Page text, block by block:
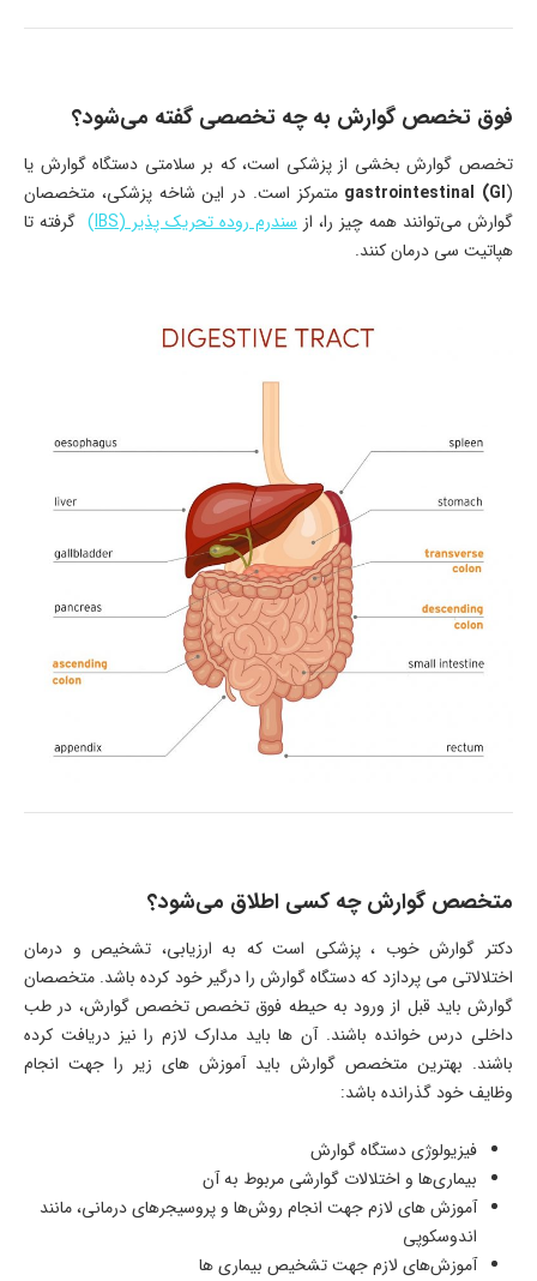
فوق تخصص گوارش به چه تخصصی گفته می‌شود؟
تخصص گوارش بخشی از پزشکی است، که بر سلامتی دستگاه گوارش یا
(
gastrointestinal (GI متمرکز است. در این شاخه پزشکی، متخصصان
گوارش می‌توانند همه چیز را، از سندرم روده تحریک پذیر (IBS)
گرفته تا
هپاتیت سی درمان کنند.
متخصص گوارش چه کسی اطلاق می‌شود؟
دکتر گوارش خوب ، پزشکی است که به ارزیابی، تشخیص و درمان
اختلالاتی می پردازد که دستگاه گوارش را درگیر خود کرده باشد. متخصصان
گوارش باید قبل از ورود به حیطه فوق تخصص تخصص گوارش، در طب
داخلی درس خوانده باشند. آن ها باید مدارک لازم را نیز دریافت کرده
باشند. بهترین متخصص گوارش باید آموزش های زیر را جهت انجام
وظایف خود گذرانده باشد:
فیزیولوژی دستگاه گوارش
بیماری‌ها و اختلالات گوارشی مربوط به آن
آموزش های لازم جهت انجام روش‌ها و پروسیجرهای درمانی، مانند
اندوسکوپی
آموزش‌های لازم جهت تشخیص بیماری ها